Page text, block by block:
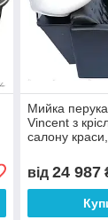
Мийка
Vincent з
салону
від 24 987